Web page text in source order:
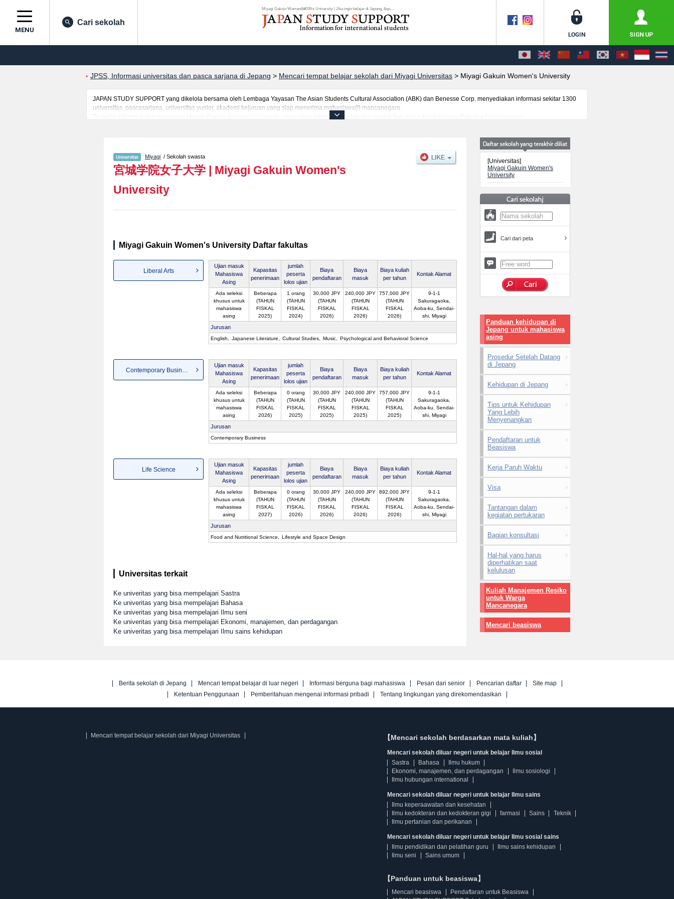
Miyagi Gakuin Women&#039;s University | Jika ingin belajar di Jepang, &qu...
MENU
Cari sekolah
JPSS, Informasi universitas dan pasca sarjana di Jepang > Mencari tempat belajar sekolah dari Miyagi Universitas > Miyagi Gakuin Women's University
JAPAN STUDY SUPPORT yang dikelola bersama oleh Lembaga Yayasan The Asian Students Cultural Association (ABK) dan Benesse Corp. menyediakan informasi sekitar 1300
universitas, pascasarjana, universitas yunior, akademi kejuruan yang siap menerima mahasiswa(i) mancanegara.
Tersedia informasi rinci mengenai Miyagi Gakuin Women's University, mencakup informasi per fakultas seperti Fakultas Liberal ArtsatauFakultas Contemporary
Miyagi / Sekolah swasta
宮城学院女子大学 | Miyagi Gakuin Women's
University
Miyagi Gakuin Women's University Daftar fakultas
Liberal Arts
Ujian masuk
Mahasiswa
Asing
Kapasitas
penerimaan
jumlah
peserta
lolos ujian
Biaya
pendaftaran
Biaya
masuk
Biaya kuliah
per tahun
Kontak Alamat
Ada seleksi
khusus untuk
mahasiswa
asing
Beberapa
(TAHUN
FISKAL
2025)
1 orang
(TAHUN
FISKAL
2024)
30,000 JPY
(TAHUN
FISKAL
2026)
240,000 JPY
(TAHUN
FISKAL
2026)
757,000 JPY
(TAHUN
FISKAL
2026)
9-1-1
Sakuragaoka,
Aoba-ku, Sendai-
shi, Miyagi
Jurusan
English Japanese Literature Cultural Studies Music Psychological and Behavioral Science
Contemporary Business
Ujian masuk
Mahasiswa
Asing
Kapasitas
penerimaan
jumlah
peserta
lolos ujian
Biaya
pendaftaran
Biaya
masuk
Biaya kuliah
per tahun
Kontak Alamat
Ada seleksi
khusus untuk
mahasiswa
asing
Beberapa
(TAHUN
FISKAL
2026)
0 orang
(TAHUN
FISKAL
2025)
30,000 JPY
(TAHUN
FISKAL
2025)
240,000 JPY
(TAHUN
FISKAL
2025)
757,000 JPY
(TAHUN
FISKAL
2025)
9-1-1
Sakuragaoka,
Aoba-ku, Sendai-
shi, Miyagi
Jurusan
Contemporary Business
Life Science
Ujian masuk
Mahasiswa
Asing
Kapasitas
penerimaan
jumlah
peserta
lolos ujian
Biaya
pendaftaran
Biaya
masuk
Biaya kuliah
per tahun
Kontak Alamat
Ada seleksi
khusus untuk
mahasiswa
asing
Beberapa
(TAHUN
FISKAL
2027)
0 orang
(TAHUN
FISKAL
2026)
30,000 JPY
(TAHUN
FISKAL
2026)
240,000 JPY
(TAHUN
FISKAL
2026)
892,000 JPY
(TAHUN
FISKAL
2026)
9-1-1
Sakuragaoka,
Aoba-ku, Sendai-
shi, Miyagi
Jurusan
Food and Nutritional Science Lifestyle and Space Design
Universitas terkait
Ke univeritas yang bisa mempelajari Sastra
Ke univeritas yang bisa mempelajari Bahasa
Ke univeritas yang bisa mempelajari Ilmu seni
Ke univeritas yang bisa mempelajari Ekonomi, manajemen, dan perdagangan
Ke univeritas yang bisa mempelajari Ilmu sains kehidupan
[Universitas]
Miyagi Gakuin Women's
University
Cari dari peta
Panduan kehidupan di
Jepang untuk mahasiswa
asing
Prosedur Setelah Datang
di Jepang
Kehidupan di Jepang
Tips untuk Kehidupan
Yang Lebih
Menyenangkan
Pendaftaran untuk
Beasiswa
Kerja Paruh Waktu
Visa
Tantangan dalam
kegiatan pertukaran
Bagian konsultasi
Hal-hal yang harus
diperhatikan saat
kelulusan
Kuliah Manajemen Resiko
untuk Warga
Mancanegara
Mencari beasiswa
Berita sekolah di Jepang Mencari tempat belajar di luar negeri Informasi berguna bagi mahasiswa Pesan dari senior Pencarian daftar
Site map
Ketentuan Penggunaan
Pemberitahuan mengenai informasi pribadi Tentang lingkungan yang direkomendasikan
Mencari tempat belajar sekolah dari Miyagi Universitas 【Mencari sekolah berdasarkan mata kuliah】
Mencari sekolah diluar negeri untuk belajar Ilmu sosial
Sastra
Bahasa
Ilmu hukum
Ekonomi, manajemen, dan perdagangan
Ilmu sosiologi
Ilmu hubungan international
Mencari sekolah diluar negeri untuk belajar Ilmu sains
Ilmu keperaawatan dan kesehatan
Ilmu kedokteran dan kedokteran gigi
farmasi Sains
Teknik
Ilmu pertanian dan perikanan
Mencari sekolah diluar negeri untuk belajar Ilmu sosial sains
Ilmu pendidikan dan pelatihan guru
Ilmu sains kehidupan
Ilmu seni
Sains umum
【Panduan untuk beasiswa】
Mencari beasiswa
Pendaftaran untuk Beasiswa